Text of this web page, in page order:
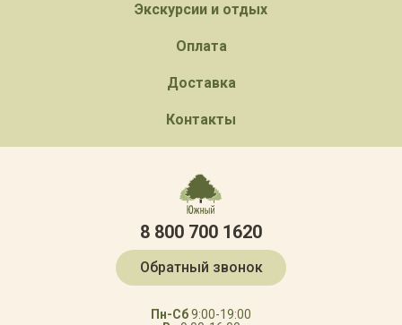
Экскурсии и отдых
Оплата
Доставка
Контакты
8 800 700 1620
Обратный звонок
Пн-Сб9:00-19:00